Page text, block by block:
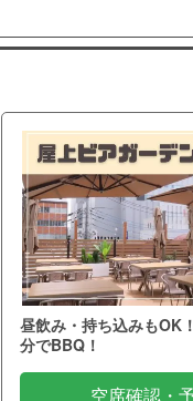
昼飲み・持ち込みもOK
分でBBQ！
空席確認・